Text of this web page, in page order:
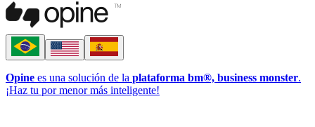
Opine es una solución de la plataforma bm®, business monster.
¡Haz tu por menor más inteligente!